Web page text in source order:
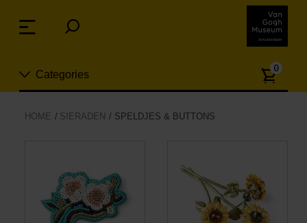
links
over
Spring
Categories
Nieuw
Aantal
0
HOME SIERADEN SPELDJES & BUTTONS
Menu